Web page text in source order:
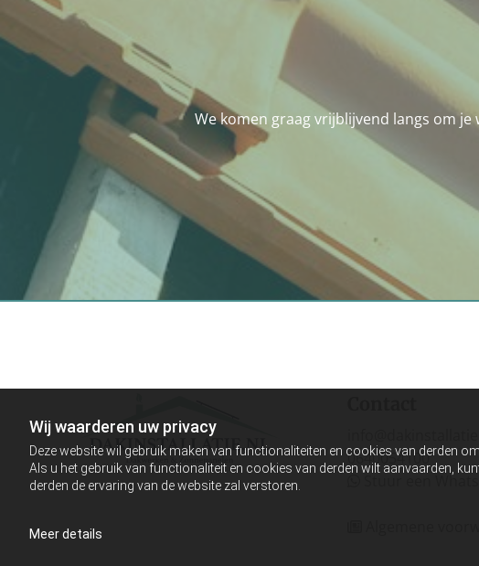
Wij waarderen uw privacy
Deze website wil gebruik maken van functionaliteiten en cookies van derden
Als u het gebruik van functionaliteit en cookies van derden wilt aanvaarden,
derden de ervaring van de website zal verstoren.
Meer details
We komen graag vrijblijvend langs om
0640054100
Stuur een